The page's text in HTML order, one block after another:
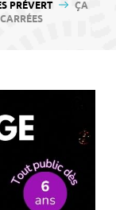
PRÉVERT
ÇA